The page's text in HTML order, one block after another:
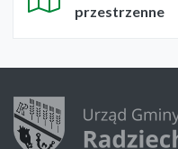
przestrzenne